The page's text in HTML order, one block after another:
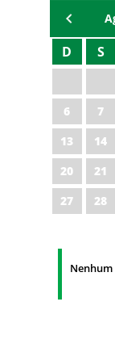
D S
6
7
13
14
20
21
27
28